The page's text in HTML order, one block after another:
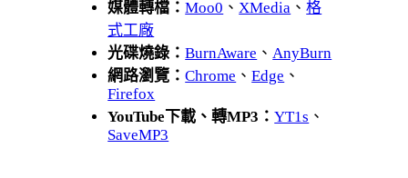
媒體轉檔：Moo0 、 XMedia 、格
式工廠
光碟燒錄：BurnAware 、 AnyBurn
網路瀏覽：Chrome 、Edge 、
Firefox
YouTube下載、轉MP3：YT1s 、
SaveMP3